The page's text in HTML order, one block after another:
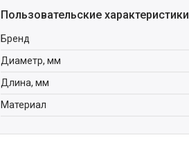
Пользовательские характеристики
Бренд
Диаметр, мм
Длина, мм
Материал